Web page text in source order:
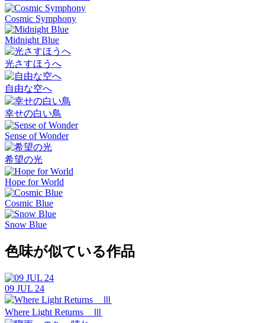
Cosmic Symphony
Midnight Blue
光さすほうへ
自由な空へ
幸せの白い鳥
Sense of Wonder
希望の光
Hope for World
Cosmic Blue
Snow Blue
色味が似ている作品
09 JUL 24
Where Light Returns Ⅲ